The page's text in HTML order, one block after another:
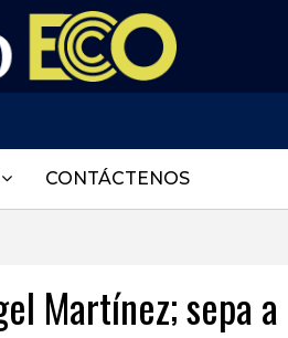
CONTÁCTENOS
Martínez; sepa a